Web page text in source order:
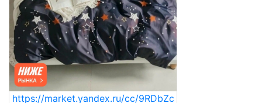
https://market.yandex.ru/cc/9RDbZc